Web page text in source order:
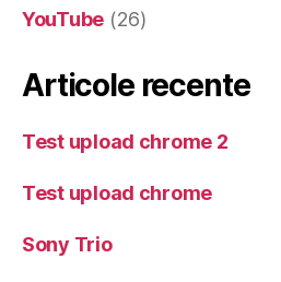
YouTube (26)
Articole recente
Test upload chrome 2
Test upload chrome
Sony Trio